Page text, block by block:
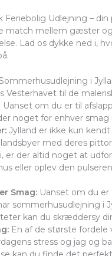
Udlejning –
match mellem gæster
Lad os dykke ned i,
Sommerhusudlejning i
Vesterhavet til de
Uanset om du er til
noget for enhver smag
Jylland er ikke kun
med deres
er der altid noget at
eller oplev den
Smag: Uanset om du er
sommerhusudlejning i
kan du skræddersy
En af de største
stress og jag og